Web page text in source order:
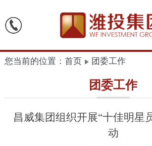
您当前的位置：首页 团委工作
团委工作
昌威集团组织开展“十佳明星
动